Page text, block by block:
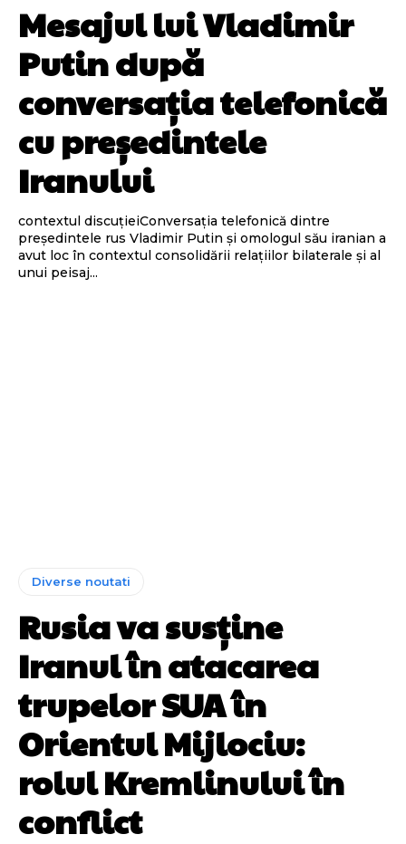
Mesajul lui Vladimir
Putin după
conversația telefonică
cu președintele
Iranului
contextul discuțieiConversația telefonică dintre
președintele rus Vladimir Putin și omologul său iranian a
avut loc în contextul consolidării relațiilor bilaterale și al
unui peisaj...
Diverse noutati
Rusia va susține
Iranul în atacarea
trupelor SUA în
Orientul Mijlociu:
rolul Kremlinului în
conflict